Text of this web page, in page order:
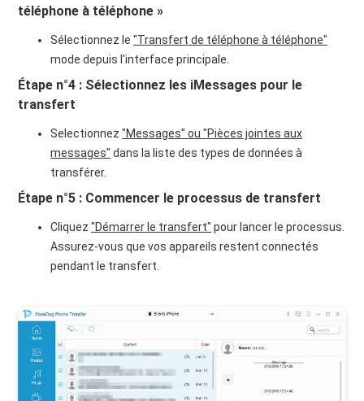
téléphone à téléphone »
Sélectionnez le"Transfert de téléphone à téléphone"
mode depuis l'interface principale.
Étape n°4 : Sélectionnez les iMessages pour le
transfert
Selectionnez"Messages" ou "Pièces jointes aux
messages" dans la liste des types de données à
transférer.
Étape n°5 : Commencer le processus de transfert
Cliquez"Démarrer le transfert" pour lancer le processus.
Assurez-vous que vos appareils restent connectés
pendant le transfert.